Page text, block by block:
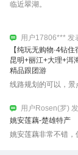
【纯玩无购物·4钻住
线路规划的可以，景
用户Rosen(罗)
用户Rosen(罗) 发